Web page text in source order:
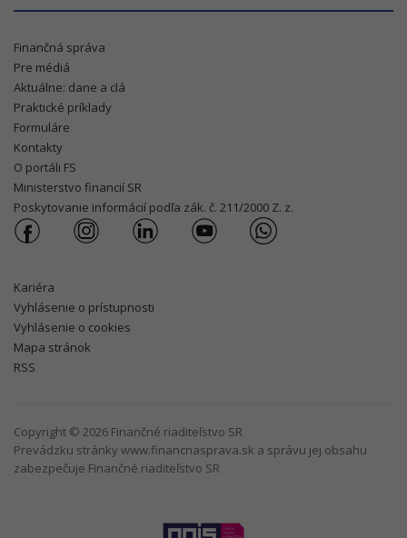
Finančná správa
Pre médiá
Aktuálne: dane a clá
Praktické príklady
Formuláre
Kontakty
O portáli FS
Ministerstvo financií SR
Poskytovanie informácií podľa zák. č. 211/2000 Z. z.
Kariéra
Vyhlásenie o prístupnosti
Vyhlásenie o cookies
Mapa stránok
RSS
Copyright © 2026 Finančné riaditeľstvo SR
Prevádzku stránky www.financnasprava.sk a správu jej obsahu
zabezpečuje Finančné riaditeľstvo SR